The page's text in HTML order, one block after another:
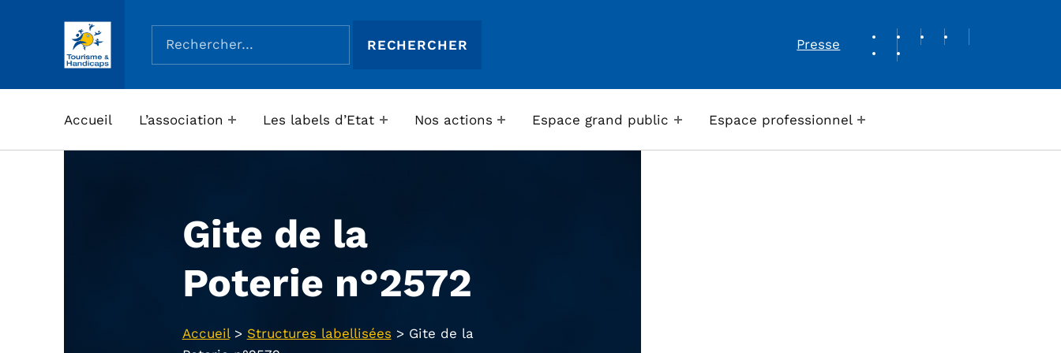
ASSOCIATION TOURISME ET HANDICAPS
Rechercher :
Presse
REVUE DE PRESSE
Accueil L’association Les labels d’Etat Nos actions Espace grand public Espace professionnel
Gite de la
Poterie n°2572
Accueil> Structures labellisées > Gite de la